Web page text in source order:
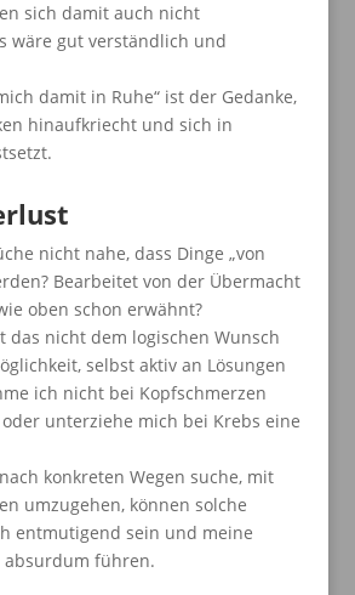
sich damit auch nicht
wäre gut verständlich und
damit in Ruhe“ ist der Gedanke,
hinaufkriecht und sich in
nicht nahe, dass Dinge „von
Bearbeitet von der Übermacht
oben schon erwähnt?
das nicht dem logischen Wunsch
selbst aktiv an Lösungen
ich nicht bei Kopfschmerzen
unterziehe mich bei Krebs eine
konkreten Wegen suche, mit
umzugehen, können solche
entmutigend sein und meine
absurdum führen.